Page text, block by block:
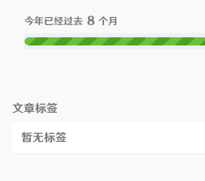
今年已经过去 8 个月
文章标签
暂无标签